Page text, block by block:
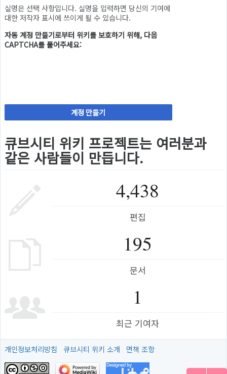
실명은 선택 사항입니다. 실명을 입력하면 당신의 기여에
대한 저작자 표시에 쓰이게 될 수 있습니다.
자동 계정 만들기로부터 위키를 보호하기 위해, 다음
CAPTCHA를 풀어주세요:
계정 만들기
큐브시티 위키 프로젝트는 여러분과
같은 사람들이 만듭니다.
4,438
편집
195
문서
1
최근 기여자
개인정보처리방침 큐브시티 위키 소개 면책 조항